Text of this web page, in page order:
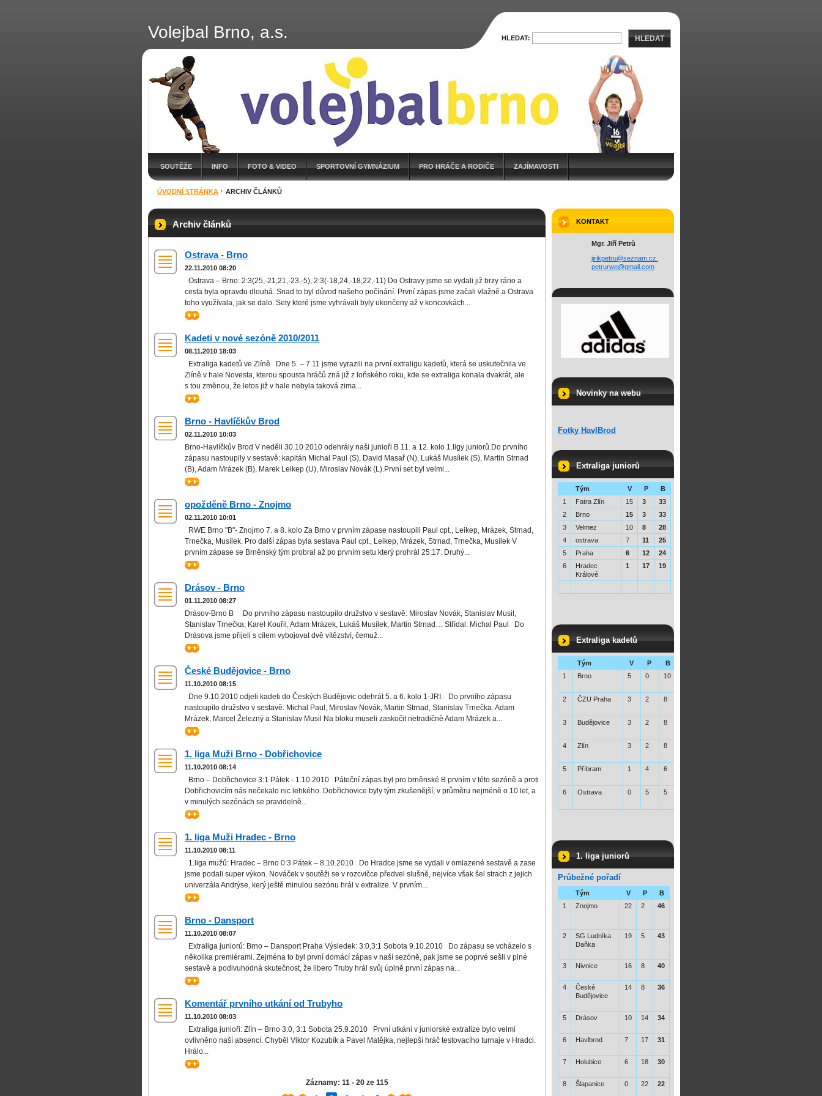
Volejbal Brno, a.s.
SOUTĚŽE INFO FOTO & VIDEO SPORTOVNÍ GYMNÁZIUM PRO HRÁČE A RODIČE ZAJÍMAVOSTI
ÚVODNÍ STRÁNKA ARCHIV ČLÁNKŮ
Archiv článků
Ostrava - Brno
22.11.2010 08:20
Ostrava – Brno: 2:3(25,-21,21,-23,-5), 2:3(-18,24,-18,22,-11) Do Ostravy jsme se vydali již brzy ráno a
cesta byla opravdu dlouhá. Snad to byl důvod našeho počínání. První zápas jsme začali vlažně a Ostrava
toho využívala, jak se dalo. Sety které jsme vyhrávali byly ukončeny až v koncovkách...
>>
Kadeti v nové sezóně 2010/2011
08.11.2010 18:03
Extraliga kadetů ve Zlíně Dne 5. – 7.11 jsme vyrazili na první extraligu kadetů, která se uskutečnila ve
Zlíně v hale Novesta, kterou spousta hráčů zná již z loňského roku, kde se extraliga konala dvakrát, ale
s tou změnou, že letos již v hale nebyla taková zima...
>>
Brno - Havlíčkův Brod
02.11.2010 10:03
Brno-Havlíčkův Brod V neděli 30.10 2010 odehrály naši junioři B 11. a 12. kolo 1.ligy juniorů.Do prvního
zápasu nastoupily v sestavě: kapitán Michal Paul (S), David Masař (N), Lukáš Musílek (S), Martin Strnad
(B), Adam Mrázek (B), Marek Leikep (U), Miroslav Novák (L).První set byl velmi...
>>
opožděně Brno - Znojmo
02.11.2010 10:01
RWE Brno "B"- Znojmo 7. a 8. kolo Za Brno v prvním zápase nastoupili Paul cpt., Leikep, Mrázek, Strnad,
Trnečka, Musílek. Pro další zápas byla sestava Paul cpt., Leikep, Mrázek, Strnad, Trnečka, Musílek V
prvním zápase se Brněnský tým probral až po prvním setu který prohrál 25:17. Druhý...
>>
Drásov - Brno
01.11.2010 08:27
Drásov-Brno B Do prvního zápasu nastoupilo družstvo v sestavě: Miroslav Novák, Stanislav Musil,
Stanislav Trnečka, Karel Kouřil, Adam Mrázek, Lukáš Musílek, Martin Strnad… Střídal: Michal Paul Do
Drásova jsme přijeli s cílem vybojovat dvě vítězství, čemuž...
>>
České Budějovice - Brno
11.10.2010 08:15
Dne 9.10.2010 odjeli kadeti do Českých Budějovic odehrát 5. a 6. kolo 1-JRI. Do prvního zápasu
nastoupilo družstvo v sestavě: Michal Paul, Miroslav Novák, Martin Strnad, Stanislav Trnečka. Adam
Mrázek, Marcel Železný a Stanislav Musil Na bloku museli zaskočit netradičně Adam Mrázek a...
>>
1. liga Muži Brno - Dobřichovice
11.10.2010 08:14
Brno – Dobřichovice 3:1 Pátek - 1.10.2010 Páteční zápas byl pro brněnské B prvním v této sezóně a proti
Dobřichovicím nás nečekalo nic lehkého. Dobřichovice byly tým zkušenější, v průměru nejméně o 10 let, a
v minulých sezónách se pravidelně...
>>
1. liga Muži Hradec - Brno
11.10.2010 08:11
1.liga mužů: Hradec – Brno 0:3 Pátek – 8.10.2010 Do Hradce jsme se vydali v omlazené sestavě a zase
jsme podali super výkon. Nováček v soutěži se v rozcvičce předvel slušně, nejvíce však šel strach z jejich
univerzála Andrýse, kerý ještě minulou sezónu hrál v extralize. V prvním...
>>
Brno - Dansport
11.10.2010 08:07
Extraliga juniorů: Brno – Dansport Praha Výsledek: 3:0,3:1 Sobota 9.10.2010 Do zápasu se vcházelo s
několika premiérami. Zejména to byl první domácí zápas v naší sezóně, pak jsme se poprvé sešli v plné
sestavě a podivuhodná skutečnost, že libero Truby hrál svůj úplně první zápas na...
>>
Komentář prvního utkání od Trubyho
11.10.2010 08:03
Extraliga junioři: Zlín – Brno 3:0, 3:1 Sobota 25.9.2010 První utkání v juniorské extralize bylo velmi
ovlivněno naší absencí. Chyběl Viktor Kozubík a Pavel Matějka, nejlepší hráč testovacího turnaje v Hradci.
Hrálo...
>>
Záznamy: 11 - 20 ze 115
KONTAKT
Mgr. Jiří Petrů
jirikpetru@seznam.cz.
petrurwe@gmail.com
Novinky na webu
Fotky HavlBrod
Extraliga juniorů
Tým V P
B
1
Fatra Zlín 15 3
33
2
Brno 15 3
33
3
Velmez 10 8
28
4
ostrava 7 11
25
5
Praha 6 12
24
6
Hradec
Králové
1 17 19
Extraliga kadetů
Tým V P
B
1
Brno 5 0 10
2 ČZU Praha 3 2 8
3 Budějovice 3 2 8
4 Zlín 3 2 8
5 Příbram 1 4 6
6 Ostrava 0 5 5
1. liga juniorů
Průbežné pořadí
Tým V P
B
1
Znojmo 22 2 46
2
SG Ludníka
Daňka
19 5 43
3 Nivnice 16 8 40
4
České
Budějovice
14 8 36
5 Drásov 10 14 34
6 Havlbrod 7 17 31
7 Holubice 6 18 30
8 Šlapanice 0 22 22
HLEDAT: HLEDAT